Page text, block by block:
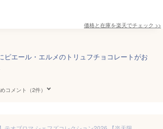
価格と在庫を楽天でチェック >>
エール・エルメのトリュフチョコレートがお
コメント（2件）